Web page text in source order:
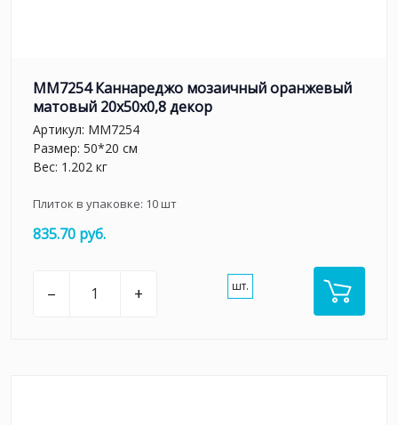
MM7254 Каннареджо мозаичный оранжевый
матовый 20x50x0,8 декор
Артикул: MM7254
Размер: 50*20 см
Вес: 1.202 кг
Плиток в упаковке: 10шт
835.70 руб.
– + шт.